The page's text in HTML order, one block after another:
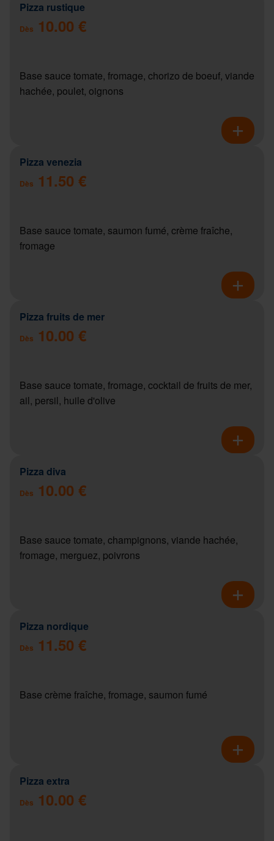
Pizza rustique
Dès 10.00 €
Base sauce tomate, fromage, chorizo de boeuf, viande
hachée, poulet, oignons
Pizza venezia
Dès 11.50 €
Base sauce tomate, saumon fumé, crème fraîche,
fromage
Pizza fruits de mer
Dès 10.00 €
Base sauce tomate, fromage, cocktail de fruits de mer,
ail, persil, huile d'olive
Pizza diva
Dès 10.00 €
Base sauce tomate, champignons, viande hachée,
fromage, merguez, poivrons
Pizza nordique
Dès 11.50 €
Base crème fraîche, fromage, saumon fumé
Pizza extra
Dès 10.00 €